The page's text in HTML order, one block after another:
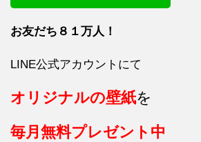
お友だち８１万人！
LINE公式アカウントにて
オリジナルの壁紙を
毎月 無料プレゼント中